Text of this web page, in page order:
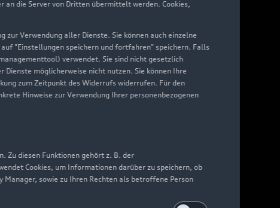
an die Server von Dritten übermittelt werden. Cookies,
Verwendung aller Dienste. Sie können auch einzelne
"Einstellungen speichern und fortfahren" speichern. Falls
verwendet. Sie sind nicht gesetzlich
möglicherweise nicht nutzen. Sie können Ihre
zum Zeitpunkt des Widerrufs widerrufen. Für den
Hinweise zur Verwendung Ihrer personenbezogenen
Zu diesen Funktionen gehört z. B. der
Cookies, um Informationen darüber zu speichern, ob
sowie zu Ihren Rechten als betroffene Person